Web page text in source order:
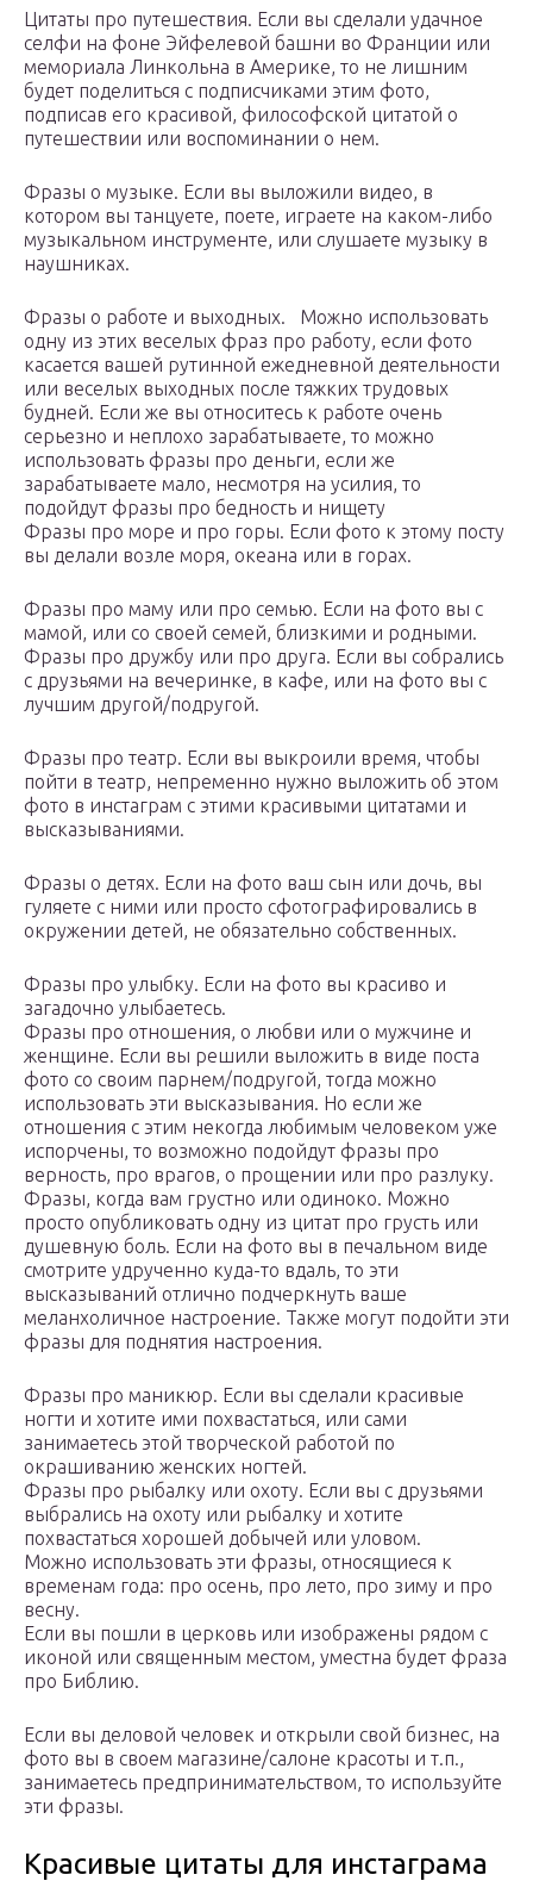
Цитаты про путешествия. Если вы сделали удачное
селфи на фоне Эйфелевой башни во Франции или
мемориала Линкольна в Америке, то не лишним
будет поделиться с подписчиками этим фото,
подписав его красивой, философской цитатой о
путешествии или воспоминании о нем.
Фразы о музыке. Если вы выложили видео, в
котором вы танцуете, поете, играете на каком-либо
музыкальном инструменте, или слушаете музыку в
наушниках.
Фразы о работе и выходных. Можно использовать
одну из этих веселых фраз про работу, если фото
касается вашей рутинной ежедневной деятельности
или веселых выходных после тяжких трудовых
будней. Если же вы относитесь к работе очень
серьезно и неплохо зарабатываете, то можно
использовать фразы про деньги, если же
зарабатываете мало, несмотря на усилия, то
подойдут фразы про бедность и нищету
Фразы про море и про горы. Если фото к этому посту
вы делали возле моря, океана или в горах.
Фразы про маму или про семью. Если на фото вы с
мамой, или со своей семей, близкими и родными.
Фразы про дружбу или про друга. Если вы собрались
с друзьями на вечеринке, в кафе, или на фото вы с
лучшим другой/подругой.
Фразы про театр. Если вы выкроили время, чтобы
пойти в театр, непременно нужно выложить об этом
фото в инстаграм с этими красивыми цитатами и
высказываниями.
Фразы о детях. Если на фото ваш сын или дочь, вы
гуляете с ними или просто сфотографировались в
окружении детей, не обязательно собственных.
Фразы про улыбку. Если на фото вы красиво и
загадочно улыбаетесь.
Фразы про отношения, о любви или о мужчине и
женщине. Если вы решили выложить в виде поста
фото со своим парнем/подругой, тогда можно
использовать эти высказывания. Но если же
отношения с этим некогда любимым человеком уже
испорчены, то возможно подойдут фразы про
верность, про врагов, о прощении или про разлуку.
Фразы, когда вам грустно или одиноко. Можно
просто опубликовать одну из цитат про грусть или
душевную боль. Если на фото вы в печальном виде
смотрите удрученно куда-то вдаль, то эти
высказываний отлично подчеркнуть ваше
меланхоличное настроение. Также могут подойти эти
фразы для поднятия настроения.
Фразы про маникюр. Если вы сделали красивые
ногти и хотите ими похвастаться, или сами
занимаетесь этой творческой работой по
окрашиванию женских ногтей.
Фразы про рыбалку или охоту. Если вы с друзьями
выбрались на охоту или рыбалку и хотите
похвастаться хорошей добычей или уловом.
Можно использовать эти фразы, относящиеся к
временам года: про осень, про лето, про зиму и про
весну.
Если вы пошли в церковь или изображены рядом с
иконой или священным местом, уместна будет фраза
про Библию.
Если вы деловой человек и открыли свой бизнес, на
фото вы в своем магазине/салоне красоты и т.п.,
занимаетесь предпринимательством, то используйте
эти фразы.
Красивые цитаты для инстаграма